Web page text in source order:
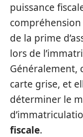
puissance
de la prime
lors de
Généralement,
carte grise, et
déterminer le
fiscale.